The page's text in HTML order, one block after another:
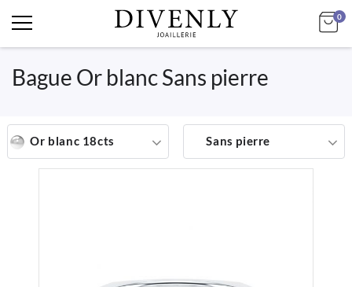
0
Bague Or blanc Sans pierre
Or blanc 18cts Sans pierre